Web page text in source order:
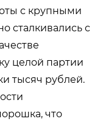
с крупными
сталкивались с
целой партии
тысяч рублей.
что